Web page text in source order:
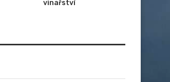
vinařství